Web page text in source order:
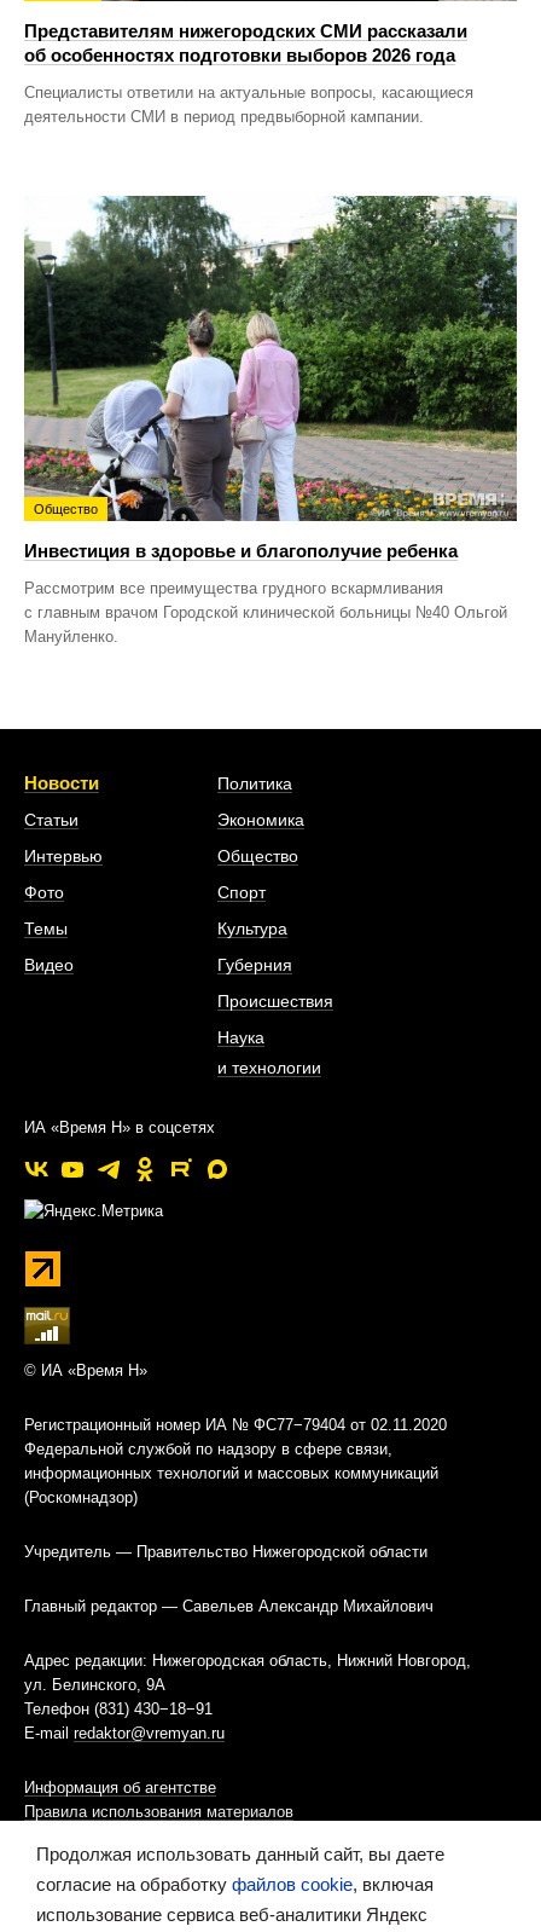
Представителям нижегородских СМИ рассказали
об особенностях подготовки выборов 2026 года
Специалисты ответили на актуальные вопросы, касающиеся
деятельности СМИ в период предвыборной кампании.
Общество
Инвестиция в здоровье и благополучие ребенка
Рассмотрим все преимущества грудного вскармливания
с главным врачом Городской клинической больницы №40 Ольгой
Мануйленко.
Новости
Статьи
Интервью
Фото
Темы
Видео
Политика
Экономика
Общество
Спорт
Культура
Губерния
Происшествия
Наука
и технологии
ИА «Время Н» в соцсетях
© ИА «Время Н»
Регистрационный номер ИА № ФС77−79404 от 02.11.2020
Федеральной службой по надзору в сфере связи,
информационных технологий и массовых коммуникаций
(Роскомнадзор)
Учредитель — Правительство Нижегородской области
Главный редактор — Савельев Александр Михайлович
Адрес редакции: Нижегородская область, Нижний Новгород,
ул. Белинского, 9А
Телефон (831) 430−18−91
E-mail redaktor@vremyan.ru
Информация об агентстве
Правила использования материалов
Информационная политика использования «cookies»-файлов
Ресурс содержит материалы 16+
Продолжая использовать данный сайт, вы даете
согласие на обработку файлов cookie, включая
использование сервиса веб-аналитики Яндекс